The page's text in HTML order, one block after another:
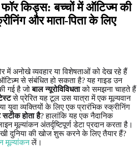
किड्स: बच्चों में ऑटिज्म की
और माता-पिता के लिए
में अनोखे व्यवहार या विशेषताओं को देख रहे हैं
से संबंधित हो सकता है? यह गाइड उन
गई है जोबाल न्यूरोविविधताको समझना चाहते हैं
से प्रेरित यह टूल उस यात्रा में एक मूल्यवान
युवा व्यक्तियों के लिए एक प्रारंभिक स्क्रीनिंग
होता है? हालांकि यह एक नैदानिक ​​
मूल्यांकन अंतर्दृष्टिपूर्ण डेटा प्रदान करता है।
दुनिया की खोज शुरू करने के लिए तैयार हैं?
मूल्यांकनलें।